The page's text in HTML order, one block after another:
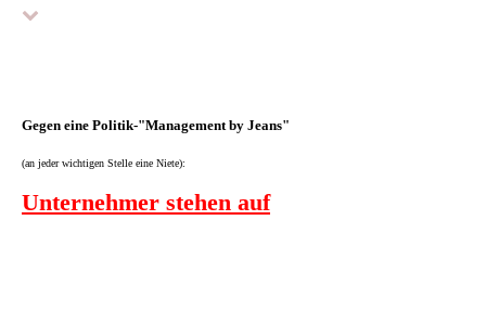
Gegen eine Politik-"Management by Jeans"
(an jeder wichtigen Stelle eine Niete):
Unternehmer stehen auf